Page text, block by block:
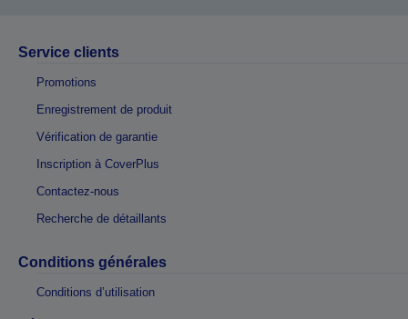
Service clients
Promotions
Enregistrement de produit
Vérification de garantie
Inscription à CoverPlus
Contactez-nous
Recherche de détaillants
Conditions générales
Conditions d’utilisation